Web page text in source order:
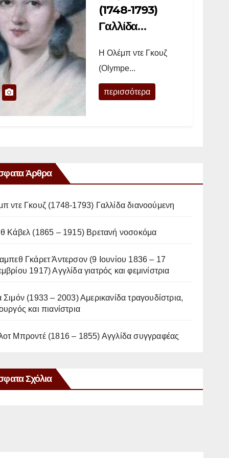
(1748-1793)
Γαλλίδα
Η Ολέμπ ντε Γκουζ
(Olympe...
περισσότερα
Άρθρα
ντε Γκουζ (1748-1793) Γαλλίδα διανοούμενη
Κάβελ (1865 – 1915) Βρετανή νοσοκόμα
Γκάρετ Άντερσον (9 Ιουνίου 1836 – 17
1917) Αγγλίδα γιατρός και φεμινίστρια
Σιμόν (1933 – 2003) Αμερικανίδα τραγουδίστρια,
και πιανίστρια
Μπροντέ (1816 – 1855) Αγγλίδα συγγραφέας
Σχόλια